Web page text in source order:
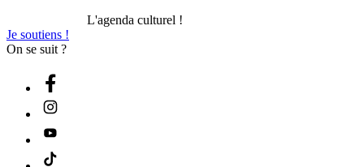
L'agenda culturel !
Je soutiens !
On se suit ?